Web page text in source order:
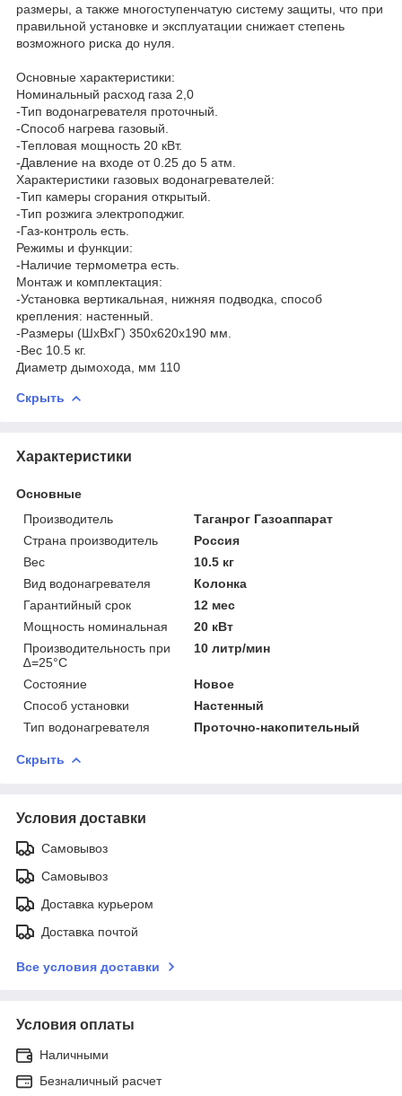
размеры, а также многоступенчатую систему защиты, что при
правильной установке и эксплуатации снижает степень
возможного риска до нуля.
Основные характеристики:
Номинальный расход газа 2,0
-Тип водонагревателя проточный.
-Способ нагрева газовый.
-Тепловая мощность 20 кВт.
-Давление на входе от 0.25 до 5 атм.
Характеристики газовых водонагревателей:
-Тип камеры сгорания открытый.
-Тип розжига электроподжиг.
-Газ-контроль есть.
Режимы и функции:
-Наличие термометра есть.
Монтаж и комплектация:
-Установка вертикальная, нижняя подводка, способ
крепления: настенный.
-Размеры (ШхВхГ) 350x620x190 мм.
-Вес 10.5 кг.
Диаметр дымохода, мм 110
Скрыть
Характеристики
Основные
Производитель
Таганрог Газоаппарат
Страна производитель
Россия
Вес
10.5 кг
Вид водонагревателя
Колонка
Гарантийный срок
12 мес
Мощность номинальная
20 кВт
Производительность при
∆=25°С
10 литр/мин
Состояние
Новое
Способ установки
Настенный
Тип водонагревателя
Проточно-накопительный
Скрыть
Условия доставки
Самовывоз
Самовывоз
Доставка курьером
Доставка почтой
Все условия доставки
Условия оплаты
Наличными
Безналичный расчет